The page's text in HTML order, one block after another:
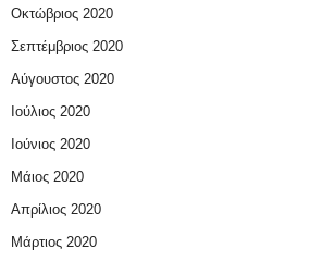
Οκτώβριος 2020
Σεπτέμβριος 2020
Αύγουστος 2020
Ιούλιος 2020
Ιούνιος 2020
Μάιος 2020
Απρίλιος 2020
Μάρτιος 2020